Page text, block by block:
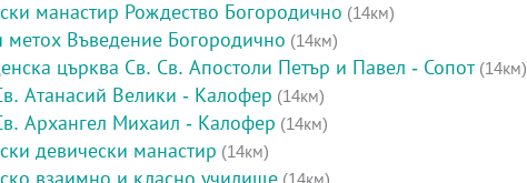
манастир Рождество Богородично (14км)
метох Въведение Богородично (14км)
църква Св. Св. Апостоли Петър и Павел - Сопот(14км)
Атанасий Велики - Калофер (14км)
Архангел Михаил - Калофер (14км)
девически манастир (14км)
взаимно и класно училище (14км)